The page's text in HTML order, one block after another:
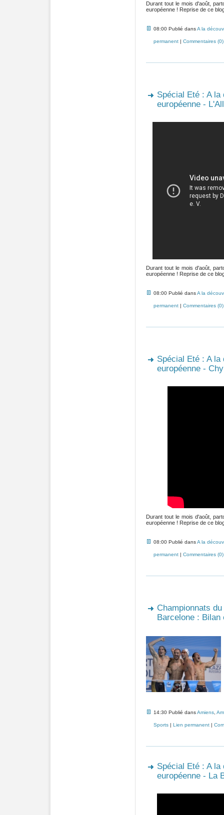
Durant tout le mois d'août,
européenne ! Reprise de ce
08:00 Publié dansA la
permanent| Commentaires (0)
Spécial Eté : A la
européenne -
Durant tout le mois d'août,
européenne ! Reprise de ce
08:00 Publié dansA la
permanent| Commentaires (0)
Spécial Eté : A la
européenne -
Durant tout le mois d'août,
européenne ! Reprise de ce
08:00 Publié dansA la
permanent| Commentaires (0)
Championnats
Barcelone : Bilan
14:30 Publié dansAmiens,
Sports| Lien permanent|
Spécial Eté : A la
européenne - La